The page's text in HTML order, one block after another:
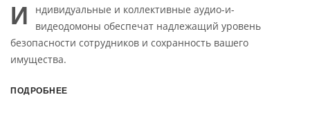
И
ндивидуальные и коллективные аудио-и-
видеодомоны обеспечат надлежащий уровень
безопасности сотрудников и сохранность вашего
имущества.
ПОДРОБНЕЕ